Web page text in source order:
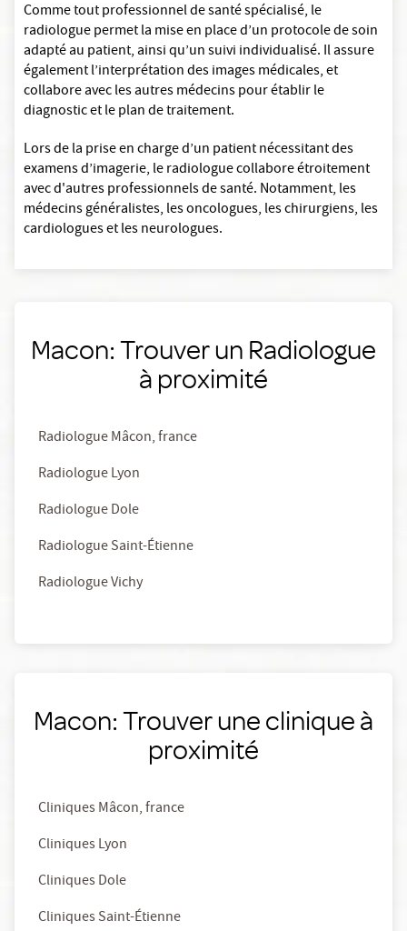
Comme tout professionnel de santé spécialisé, le
radiologue permet la mise en place d’un protocole de soin
adapté au patient, ainsi qu’un suivi individualisé. Il assure
également l’interprétation des images médicales, et
collabore avec les autres médecins pour établir le
diagnostic et le plan de traitement.
Lors de la prise en charge d’un patient nécessitant des
examens d’imagerie, le radiologue collabore étroitement
avec d'autres professionnels de santé. Notamment, les
médecins généralistes, les oncologues, les chirurgiens, les
cardiologues et les neurologues.
Macon: Trouver un Radiologue
à proximité
Radiologue Mâcon, france
Radiologue Lyon
Radiologue Dole
Radiologue Saint-Étienne
Radiologue Vichy
Macon: Trouver une clinique à
proximité
Cliniques Mâcon, france
Cliniques Lyon
Cliniques Dole
Cliniques Saint-Étienne